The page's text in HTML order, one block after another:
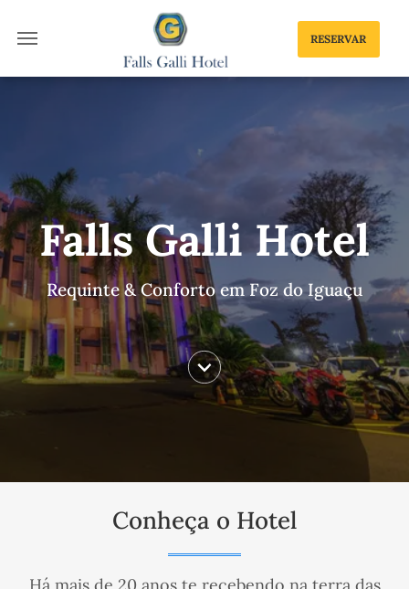
RESERVAR
Falls Galli Hotel
Requinte & Conforto em Foz do Iguaçu
Conheça o Hotel
Há mais de 20 anos te recebendo na terra das